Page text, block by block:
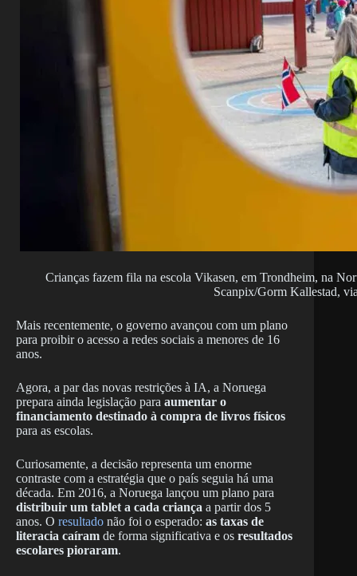
Crianças fazem fila na escola Vikasen, em Trondheim, na
Scanpix/Gorm Kallestad,
Mais recentemente, o governo avançou com um plano
para proibir o acesso a redes sociais a menores de 16
anos.
Agora, a par das novas restrições à IA, a Noruega
prepara ainda legislação para aumentar o
financiamento destinado à compra de livros físicos
para as escolas.
Curiosamente, a decisão representa um enorme
contraste com a estratégia que o país seguia há uma
década. Em 2016, a Noruega lançou um plano para
distribuir um tablet a cada criança a partir dos 5
anos. O resultado não foi o esperado: as taxas de
literacia caíram de forma significativa e os resultados
escolares pioraram.